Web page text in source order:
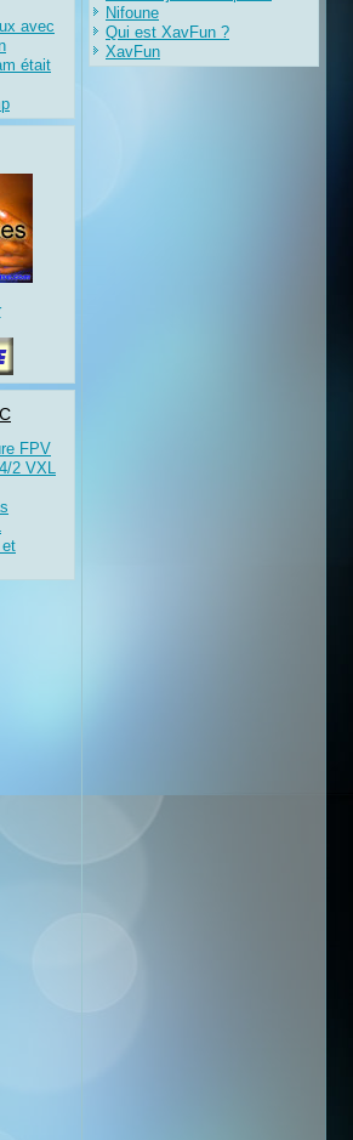
avec
était
FPV
2 VXL
Nifoune
Qui est XavFun ?
XavFun